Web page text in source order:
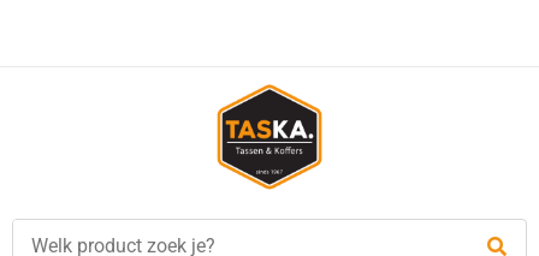
besteld, is vandaag verzonden!